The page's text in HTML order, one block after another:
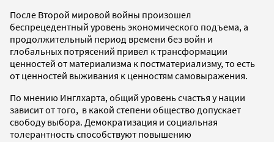
После Второй мировой войны произошел
беспрецедентный уровень экономического подъема, а
продолжительный период времени без войн и
глобальных потрясений привел к трансформации
ценностей от материализма к постматериализму, то есть
от ценностей выживания к ценностям самовыражения.
По мнению Инглхарта, общий уровень счастья у нации
зависит от того, в какой степени общество допускает
свободу выбора. Демократизация и социальная
толерантность способствуют повышению